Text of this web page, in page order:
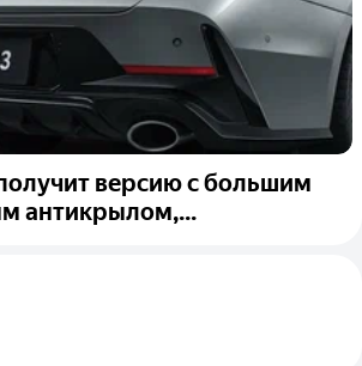
версию с большим
антикрылом,...